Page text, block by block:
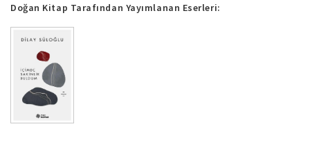
Doğan Kitap Tarafından Yayımlanan Eserleri: